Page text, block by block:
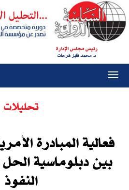
رئيس مجلس الإدارة
د. محمد فايز فرحات
تحليلات
فعالية المبادرة
بين دبلوماسية
النفوذ